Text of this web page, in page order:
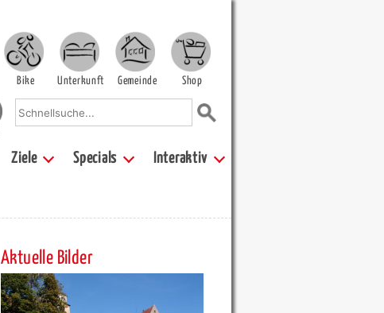
Bike Unterkunft Gemeinde Shop
Ziele Specials Interaktiv
Aktuelle Bilder